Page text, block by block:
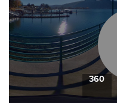
360